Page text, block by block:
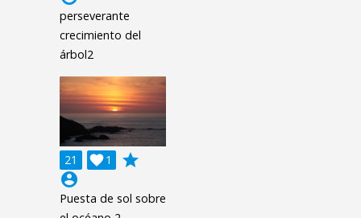
perseverante
crecimiento del
árbol2
21 1

grade
account_circle
Puesta de sol sobre